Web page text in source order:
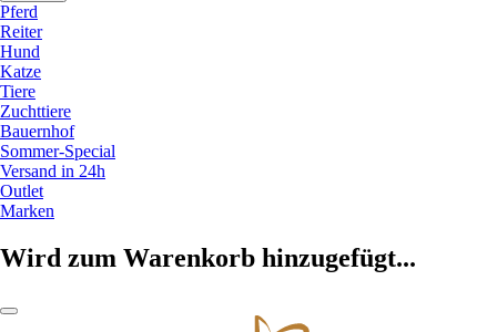
Pferd
Reiter
Hund
Katze
Tiere
Zuchttiere
Bauernhof
Sommer-Special
Versand in 24h
Outlet
Marken
Wird zum Warenkorb hinzugefügt...